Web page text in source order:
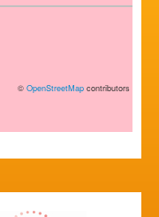
© OpenStreetMap contributors